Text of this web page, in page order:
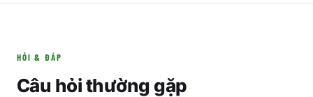
HỎI & ĐÁP
Câu hỏi thường gặp